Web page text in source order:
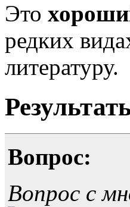
Это
редких
литературу.
Вопрос:
Вопрос с